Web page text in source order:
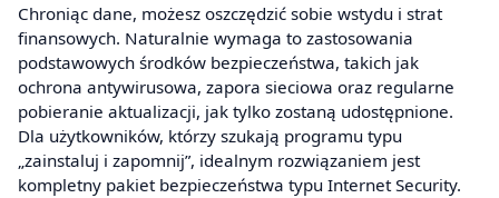
Chroniąc dane, możesz oszczędzić sobie wstydu i strat
finansowych. Naturalnie wymaga to zastosowania
podstawowych środków bezpieczeństwa, takich jak
ochrona antywirusowa, zapora sieciowa oraz regularne
pobieranie aktualizacji, jak tylko zostaną udostępnione.
Dla użytkowników, którzy szukają programu typu
„zainstaluj i zapomnij”, idealnym rozwiązaniem jest
kompletny pakiet bezpieczeństwa typu Internet Security.